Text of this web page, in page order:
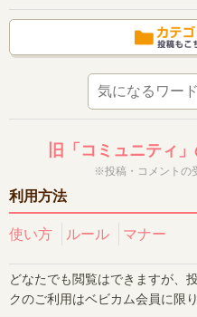
旧「コミュニティ
※投稿・コメントの
利用方法
使い方 ルール マナー
どなたでも閲覧はできますが、
クのご利用はベビカム会員に限り